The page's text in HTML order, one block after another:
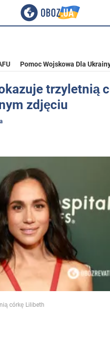
Pomoc Wojskowa Dla
trzyletnią
zdjęciu
córkę Lilibeth